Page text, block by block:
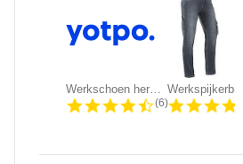
Werkschoen heren Grisport 803/703 |...
4.5 star rating
(6)